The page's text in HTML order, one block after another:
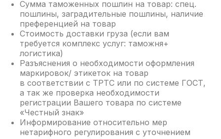
Сумма таможенных пошлин на товар: спец.
пошлины, заградительные пошлины, наличие
преференцией на товар
Стоимость доставки груза (если вам
требуется комплекс услуг: таможня+
логистика)
Разъяснения о необходимости оформления
маркировок/ этикеток на товар
в соответствии с ТРТС или по системе ГОСТ,
а так же проверка необходимости
регистрации Вашего товара по системе
«Честный знак»
Информирование относительно мер
нетарифного регулирования с уточнением